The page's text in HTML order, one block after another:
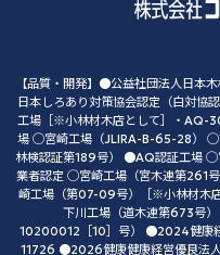
【品質・開発】●公益社団法人日本
日本しろあり対策協会認定（白対
工場［※小林材木店として］・AQ-
場 ◯宮崎工場（JLIRA-B-65-28） ◯
林検認証第189号） ●AQ認証工場
業者認定 ◯宮崎工場（宮木連第261
崎工場（第07-09号）［※小林材木
下川工場（道木連第673号
10200012［10］号） ●2024健康
11726 ●2026健康健康経営優良法